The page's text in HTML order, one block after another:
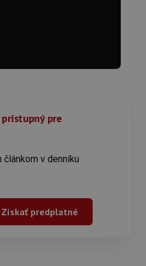
prístupný pre
v denníku
Získať predplatné